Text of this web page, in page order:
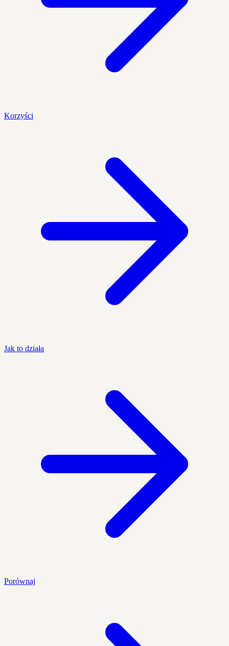
Korzyści
Jak to działa
Porównaj